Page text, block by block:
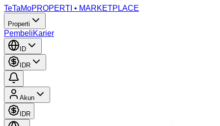
TeTaMoPROPERTI • MARKETPLACE
Properti
PembeliKarier
ID
IDR
Akun
IDR